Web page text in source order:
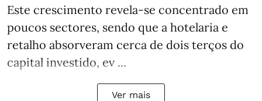
Este crescimento revela-se concentrado em
poucos sectores, sendo que a hotelaria e
retalho absorveram cerca de dois terços do
capital investido, ev ...
Ver mais